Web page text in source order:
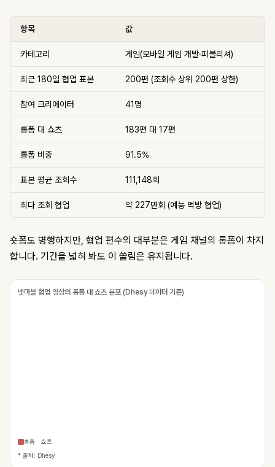
항목 값
카테고리 게임(모바일 게임 개발·퍼블리셔)
최근 180일 협업 표본 200편 (조회수 상위 200편 상한)
참여 크리에이터 41명
롱폼 대 쇼츠 183편 대 17편
롱폼 비중 91.5%
표본 평균 조회수 111,148회
최다 조회 협업 약 227만회 (예능 먹방 협업)
숏폼도 병행하지만, 협업 편수의 대부분은 게임 채널의 롱폼이 차지
합니다. 기간을 넓혀 봐도 이 쏠림은 유지됩니다.
넷마블 협업 영상의 롱폼 대 쇼츠 분포 (Dhesy 데이터 기준)
롱폼
쇼츠
* 출처: Dhesy